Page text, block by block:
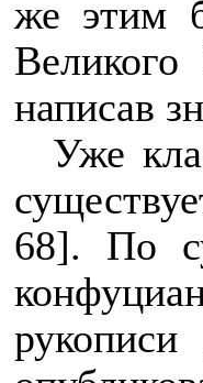
же этим
Великого
написав
Уже
68]. По